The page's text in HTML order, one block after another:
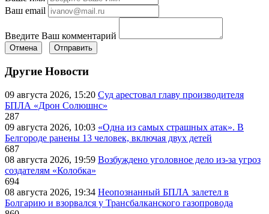
Ваш email
Введите Ваш комментарий
Отмена Отправить
Другие Новости
09 августа 2026, 15:20 Суд арестовал главу производителя
БПЛА «Дрон Солюшнс»
287
09 августа 2026, 10:03 «Одна из самых страшных атак». В
Белгороде ранены 13 человек, включая двух детей
687
08 августа 2026, 19:59 Возбуждено уголовное дело из-за угроз
создателям «Колобка»
694
08 августа 2026, 19:34 Неопознанный БПЛА залетел в
Болгарию и взорвался у Трансбалканского газопровода